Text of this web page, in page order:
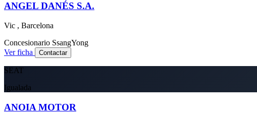
ANGEL DANÉS S.A.
Vic , Barcelona
Concesionario SsangYong
Ver ficha
Contactar
SEAT
Igualada
ANOIA MOTOR